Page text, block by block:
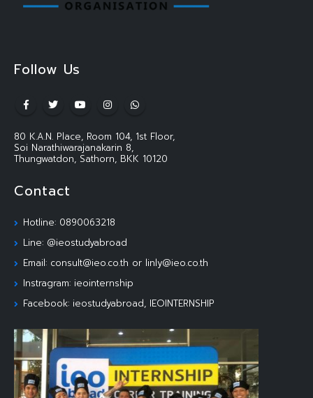
Follow Us
80 K.A.N. Place, Room 104, 1st Floor,
Soi Narathiwarajanakarin 8,
Thungwatdon, Sathorn, BKK 10120
Contact
Hotline: 0890063218
Line: @ieostudyabroad
Email: consult@ieo.co.th or linly@ieo.co.th
Instragram: ieointernship
Facebook: ieostudyabroad, IEOINTERNSHIP